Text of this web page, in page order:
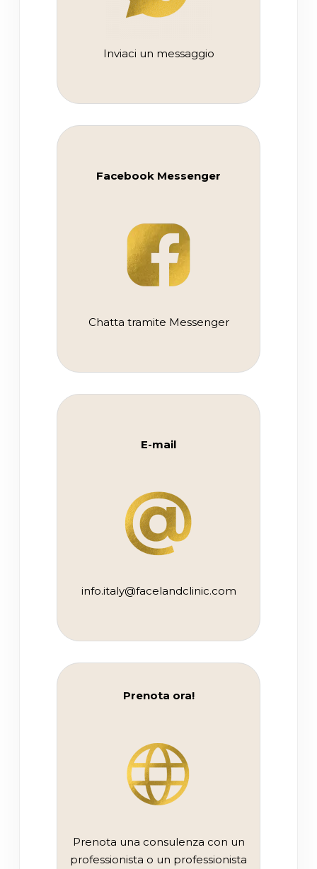
Inviaci un messaggio
Facebook Messenger
Chatta tramite Messenger
E-mail
info.italy@facelandclinic.com
Prenota ora!
Prenota una consulenza con un
professionista o un professionista